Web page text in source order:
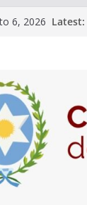
6, 2026 Latest: